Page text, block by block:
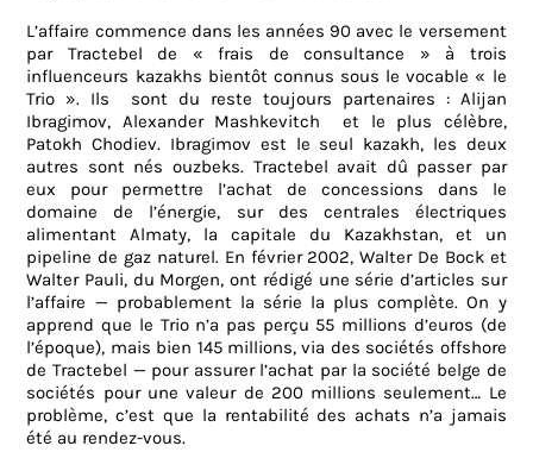
L’affaire commence dans les années 90 avec le versement
par Tractebel de « frais de consultance » à trois
influenceurs kazakhs bientôt connus sous le vocable « le
Trio ». Ils
sont du reste toujours partenaires : Alijan
Ibragimov, Alexander Mashkevitch
et le plus célèbre,
Patokh Chodiev. Ibragimov est le seul kazakh, les deux
autres sont nés ouzbeks. Tractebel avait dû passer par
eux pour permettre l’achat de concessions dans le
domaine de l’énergie, sur des centrales électriques
alimentant Almaty, la capitale du Kazakhstan, et un
pipeline de gaz naturel. En février 2002, Walter De Bock et
Walter Pauli, du Morgen, ont rédigé une série d’articles sur
l’affaire — probablement la série la plus complète. On y
apprend que le Trio n’a pas perçu 55 millions d’euros (de
l’époque), mais bien 145 millions, via des sociétés offshore
de Tractebel — pour assurer l’achat par la société belge de
sociétés pour une valeur de 200 millions seulement… Le
problème, c’est que la rentabilité des achats n’a jamais
été au rendez-vous.